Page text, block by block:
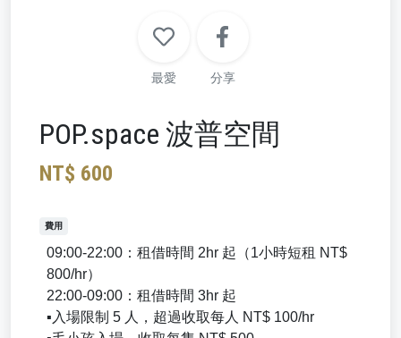
最愛 分享
POP.space 波普空間
NT$ 600
費用
09:00-22:00：租借時間 2hr 起（1小時短租 NT$
800/hr）
22:00-09:00：租借時間 3hr 起
▪️入場限制 5 人，超過收取每人 NT$ 100/hr